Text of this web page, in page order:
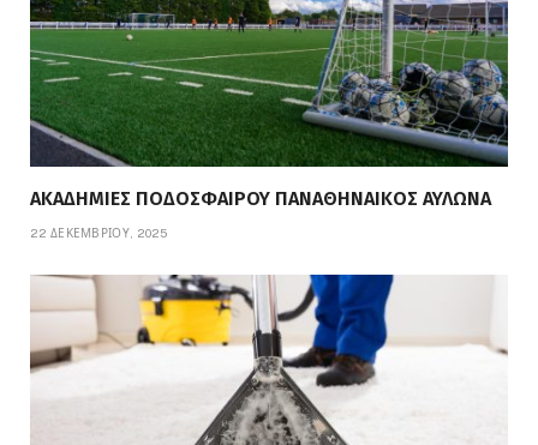
ΑΚΑΔΗΜΙΕΣ ΠΟΔΟΣΦΑΙΡΟΥ ΠΑΝΑΘΗΝΑΙΚΟΣ ΑΥΛΩΝΑ
22 ΔΕΚΕΜΒΡΊΟΥ, 2025